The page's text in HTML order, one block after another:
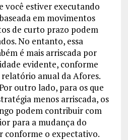
você estiver executando
em movimentos
de curto prazo podem
No entanto, essa
é mais arriscada por
evidente, conforme
anual da Afores.
outro lado, para os que
menos arriscada, os
podem contribuir com
para a mudança do
conforme o expectativo.